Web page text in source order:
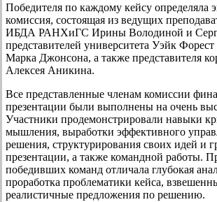
Победителя по каждому кейсу определяла
комиссия, состоящая из ведущих
ИБДА РАНХиГС Ирины Володиной и
представителей университета Уэйк
Марка Джонсона, а также представителя
Алексея Аникина.
Все представленные членам комиссии
презентации были выполнены на очень
Участники продемонстрировали навыки
мышления, выработки эффективного
решения, структурирования своих идей и
презентации, а также командной работы.
победивших команд отличала глубокая
проработка проблематики кейса,
реалистичные предложения по решению.